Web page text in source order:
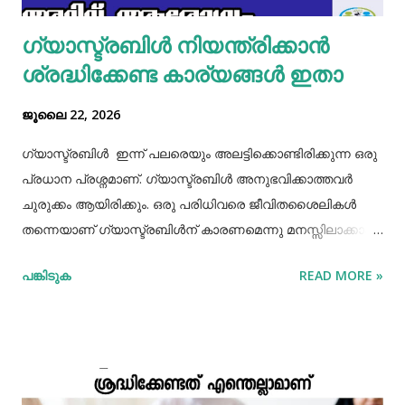
ഗ്യാസ്ട്രബിൾ നിയന്ത്രിക്കാൻ
ശ്രദ്ധിക്കേണ്ട കാര്യങ്ങൾ ഇതാ
ജൂലൈ 22, 2026
ഗ്യാസ്ട്രബിൾ ഇന്ന് പലരെയും അലട്ടിക്കൊണ്ടിരിക്കുന്ന ഒരു
പ്രധാന പ്രശ്നമാണ്. ഗ്യാസ്ട്രബിൾ അനുഭവിക്കാത്തവർ
ചുരുക്കം ആയിരിക്കും. ഒരു പരിധിവരെ ജീവിതശൈലികൾ
തന്നെയാണ് ഗ്യാസ്ട്രബിൾന് കാരണമെന്നു മനസ്സിലാക്കാം.
കഴിക്കൽ, ഭക്ഷണം ചവച്ചരച്ച് കഴിക്കാതിരിക്കൽ, വിശപ്പും
അറിയാൻ ക്ലിക്ക് ചെയ്യൂ 🔗 വയറ് വീർത്ത പ്രതീതിയാണ്
പങ്കിടുക READ MORE »